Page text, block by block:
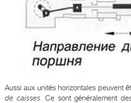
Aussi aux unités horizontales peuvent
de caisses. Ce sont généralement